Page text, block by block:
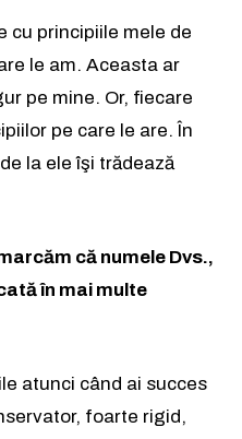
cu principiile mele de
le am. Aceasta ar
pe mine. Or, fiecare
pe care le are. În
la ele îşi trădează
că numele Dvs.,
în mai multe
atunci când ai succes
foarte rigid,